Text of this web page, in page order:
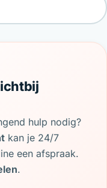
hulp nodig?
kan je 24/7
een afspraak.
.